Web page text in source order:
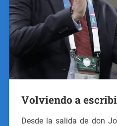
Volviendo a
Desde la salida de don